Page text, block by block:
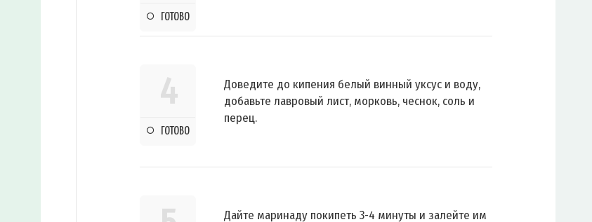
ГОТОВО
4
ГОТОВО
Доведите до кипения белый винный уксус и воду,
добавьте лавровый лист, морковь, чеснок, соль и
перец.
Дайте маринаду покипеть 3-4 минуты и залейте им